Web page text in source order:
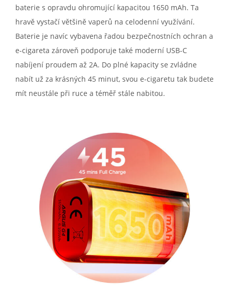
baterie s opravdu ohromující kapacitou 1650 mAh. Ta
hravě vystačí většině vaperů na celodenní využívání.
Baterie je navíc vybavena řadou bezpečnostních ochran a
e-cigareta zároveň podporuje také moderní USB-C
nabíjení proudem až 2A. Do plné kapacity se zvládne
nabít už za krásných 45 minut, svou e-cigaretu tak budete
mít neustále při ruce a téměř stále nabitou.